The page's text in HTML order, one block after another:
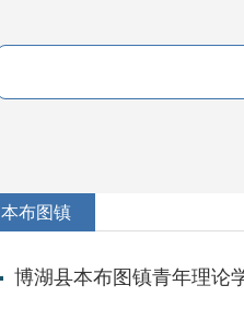
本布图镇
博湖县本布图镇青年理论